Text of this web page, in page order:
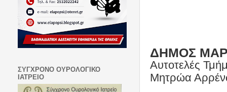
ΔΗΜΟΣ
Αυτοτελές
Μητρώα
ΣΥΓΧΡΟΝΟ ΟΥΡΟΛΟΓΙΚΟ
ΙΑΤΡΕΙΟ